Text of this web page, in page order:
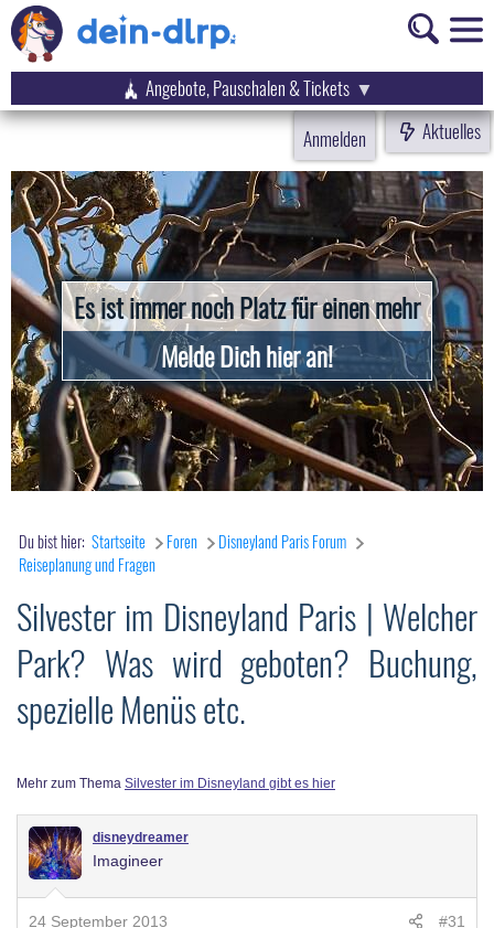
Angebote, Pauschalen & Tickets
Anmelden
Aktuelles
Es ist immer noch Platz für einen mehr
Melde Dich hier an!
Du bist hier: Startseite Foren
Disneyland Paris Forum
Reiseplanung und Fragen
Silvester im Disneyland Paris | Welcher
Park? Was wird geboten? Buchung,
spezielle Menüs etc.
Mehr zum Thema Silvester im Disneyland gibt es hier
disneydreamer
Imagineer
24 September 2013 #31